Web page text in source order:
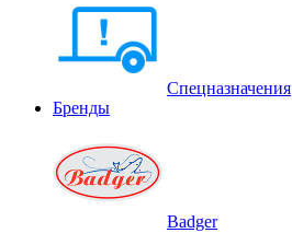
Спецназначения
Бренды
Badger